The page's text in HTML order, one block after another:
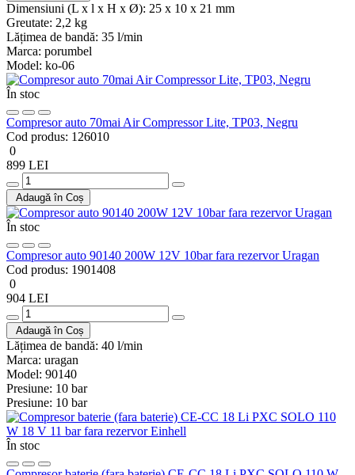
Dimensiuni (L x l x H x Ø): 25 x 10 x 21 mm
Greutate: 2,2 kg
Lățimea de bandă: 35 l/min
Marca: porumbel
Model: ko-06
În stoc
Compresor auto 70mai Air Compressor Lite, TP03, Negru
Cod produs: 126010
0
899 LEI
Adaugă în Coș
În stoc
Compresor auto 90140 200W 12V 10bar fara rezervor Uragan
Cod produs: 1901408
0
904 LEI
Adaugă în Coș
Lățimea de bandă: 40 l/min
Marca: uragan
Model: 90140
Presiune: 10 bar
Presiune: 10 bar
În stoc